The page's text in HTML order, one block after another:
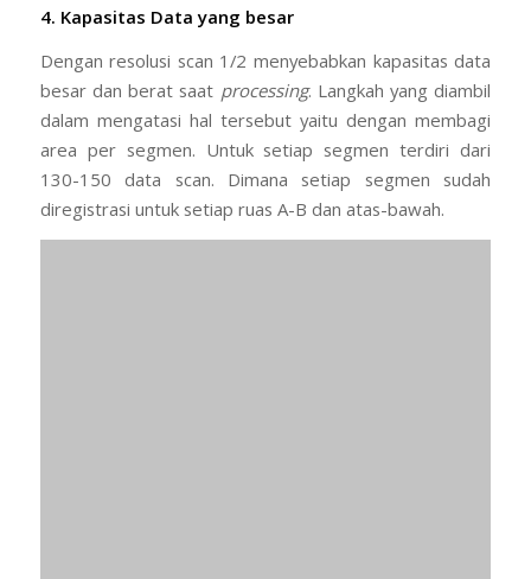
dalam mengatasi hal tersebut yaitu dengan membagi
area per segmen. Untuk setiap segmen terdiri dari
130-150 data scan. Dimana setiap segmen sudah
diregistrasi untuk setiap ruas A-B dan atas-bawah.